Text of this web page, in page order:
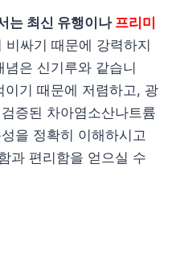
는 최신 유행이나 프리미
비싸기 때문에 강력하지
은 신기루와 같습니
기 때문에 저렴하고, 광
증된 차아염소산나트륨
을 정확히 이해하시고
과 편리함을 얻으실 수